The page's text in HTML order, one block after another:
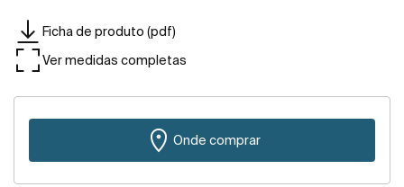
Ficha de produto (pdf)
Ver medidas completas
Onde comprar